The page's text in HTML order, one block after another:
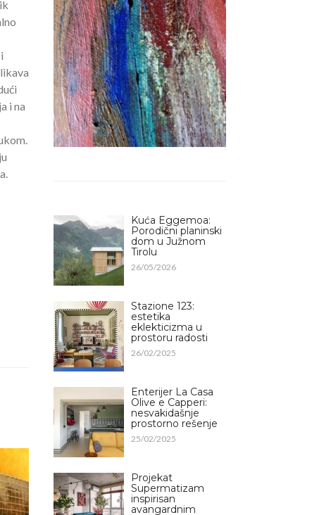
i na
Kuća Eggemoa:
Porodični planinski
dom u Južnom
Tirolu
26/05/2026
Stazione 123:
estetika
eklekticizma u
prostoru radosti
26/02/2025
Enterijer La Casa
Olive e Capperi:
nesvakidašnje
prostorno rešenje
25/02/2025
Projekat
Supermatizam
inspirisan
avangardnim